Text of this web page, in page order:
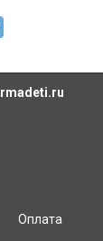
Оплата